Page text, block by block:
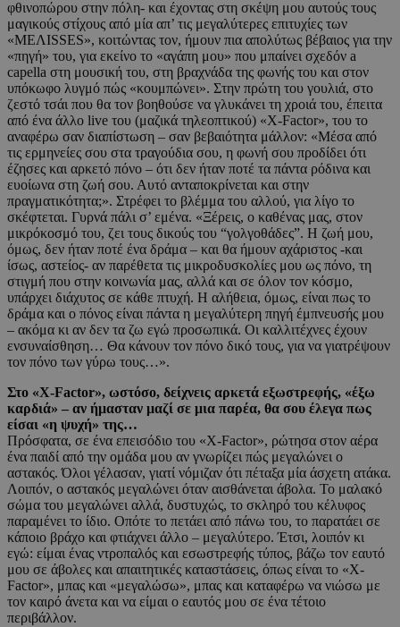
φθινοπώρου στην πόλη- και έχοντας στη σκέψη μου αυτούς τους
μαγικούς στίχους από μία απ’ τις μεγαλύτερες επιτυχίες των
«ΜΕΛΙSSES», κοιτώντας τον, ήμουν πια απολύτως βέβαιος για την
«πηγή» του, για εκείνο το «αγάπη μου» που μπαίνει σχεδόν a
capella στη μουσική του, στη βραχνάδα της φωνής του και στον
υπόκωφο λυγμό πώς «κουμπώνει». Στην πρώτη του γουλιά, στο
ζεστό τσάι που θα τον βοηθούσε να γλυκάνει τη χροιά του, έπειτα
από ένα άλλο live του (μαζικά τηλεοπτικού) «X-Factor», του το
αναφέρω σαν διαπίστωση – σαν βεβαιότητα μάλλον: «Μέσα από
τις ερμηνείες σου στα τραγούδια σου, η φωνή σου προδίδει ότι
έζησες και αρκετό πόνο – ότι δεν ήταν ποτέ τα πάντα ρόδινα και
ευοίωνα στη ζωή σου. Αυτό ανταποκρίνεται και στην
πραγματικότητα;». Στρέφει το βλέμμα του αλλού, για λίγο το
σκέφτεται. Γυρνά πάλι σ’ εμένα. «Ξέρεις, ο καθένας μας, στον
μικρόκοσμό του, ζει τους δικούς του “γολγοθάδες”. Η ζωή μου,
όμως, δεν ήταν ποτέ ένα δράμα – και θα ήμουν αχάριστος -και
ίσως, αστείος- αν παρέθετα τις μικροδυσκολίες μου ως πόνο, τη
στιγμή που στην κοινωνία μας, αλλά και σε όλον τον κόσμο,
υπάρχει διάχυτος σε κάθε πτυχή. Η αλήθεια, όμως, είναι πως το
δράμα και ο πόνος είναι πάντα η μεγαλύτερη πηγή έμπνευσής μου
– ακόμα κι αν δεν τα ζω εγώ προσωπικά. Οι καλλιτέχνες έχουν
ενσυναίσθηση… Θα κάνουν τον πόνο δικό τους, για να γιατρέψουν
τον πόνο των γύρω τους…».
Στο «X-Factor», ωστόσο, δείχνεις αρκετά εξωστρεφής, «έξω
καρδιά» – αν ήμασταν μαζί σε μια παρέα, θα σου έλεγα πως
είσαι «η ψυχή» της…
Πρόσφατα, σε ένα επεισόδιο του «X-Factor», ρώτησα στον αέρα
ένα παιδί από την ομάδα μου αν γνωρίζει πώς μεγαλώνει ο
αστακός. Όλοι γέλασαν, γιατί νόμιζαν ότι πέταξα μία άσχετη ατάκα.
Λοιπόν, ο αστακός μεγαλώνει όταν αισθάνεται άβολα. Το μαλακό
σώμα του μεγαλώνει αλλά, δυστυχώς, το σκληρό του κέλυφος
παραμένει το ίδιο. Οπότε το πετάει από πάνω του, το παρατάει σε
κάποιο βράχο και φτιάχνει άλλο – μεγαλύτερο. Έτσι, λοιπόν κι
εγώ: είμαι ένας ντροπαλός και εσωστρεφής τύπος, βάζω τον εαυτό
μου σε άβολες και απαιτητικές καταστάσεις, όπως είναι το «X-
Factor», μπας και «μεγαλώσω», μπας και καταφέρω να νιώσω με
τον καιρό άνετα και να είμαι ο εαυτός μου σε ένα τέτοιο
περιβάλλον.